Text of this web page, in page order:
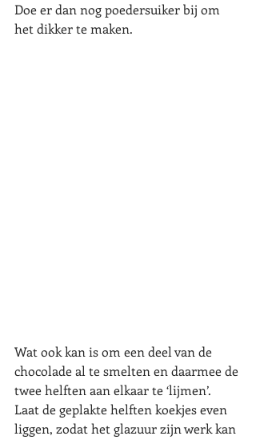
Doe er dan nog poedersuiker bij om
het dikker te maken.
Wat ook kan is om een deel van de
chocolade al te smelten en daarmee de
twee helften aan elkaar te ‘lijmen’.
Laat de geplakte helften koekjes even
liggen, zodat het glazuur zijn werk kan